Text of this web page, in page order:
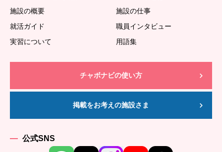
施設の概要
施設の仕事
就活ガイド
職員インタビュー
実習について
用語集
チャボナビの使い方
掲載をお考えの施設さま
公式SNS